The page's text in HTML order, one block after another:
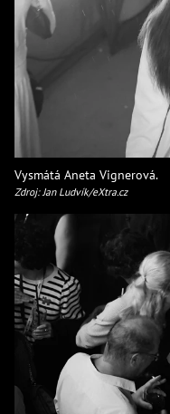
Vysmátá Aneta Vignerová.
Zdroj: Jan Ludvík/eXtra.cz